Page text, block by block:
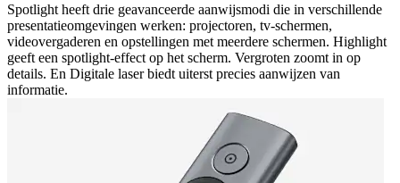
Spotlight heeft drie geavanceerde aanwijsmodi die in verschillende
presentatieomgevingen werken: projectoren, tv-schermen,
videovergaderen en opstellingen met meerdere schermen. Highlight
geeft een spotlight-effect op het scherm. Vergroten zoomt in op
details. En Digitale laser biedt uiterst precies aanwijzen van
informatie.